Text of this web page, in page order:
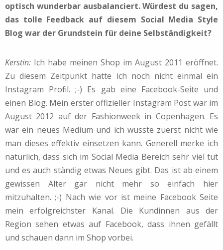
optisch wunderbar ausbalanciert. Würdest du sagen,
das tolle Feedback auf diesem Social Media Style
Blog war der Grundstein für deine Selbständigkeit?
Kerstin: Ich habe meinen Shop im August 2011 eröffnet.
Zu diesem Zeitpunkt hatte ich noch nicht einmal ein
Instagram Profil. ;-) Es gab eine Facebook-Seite und
einen Blog. Mein erster offizieller Instagram Post war im
August 2012 auf der Fashionweek in Copenhagen. Es
war ein neues Medium und ich wusste zuerst nicht wie
man dieses effektiv einsetzen kann. Generell merke ich
natürlich, dass sich im Social Media Bereich sehr viel tut
und es auch ständig etwas Neues gibt. Das ist ab einem
gewissen Alter gar nicht mehr so einfach hier
mitzuhalten. ;-) Nach wie vor ist meine Facebook Seite
mein erfolgreichster Kanal. Die Kundinnen aus der
Region sehen etwas auf Facebook, dass ihnen gefällt
und schauen dann im Shop vorbei.